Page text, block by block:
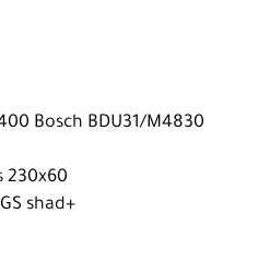
Bosch BDU31/M4830
230x60
shad+